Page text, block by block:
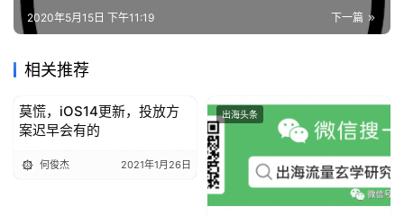
下一篇
2020年5月15日 下午11:19
相关推荐
出海头条
莫慌，iOS14更新，投放方
案迟早会有的
何俊杰 2021年1月26日
出海头条